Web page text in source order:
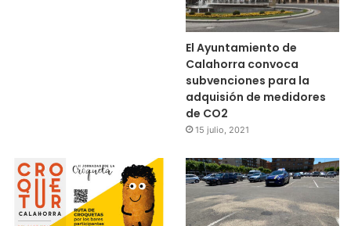
El Ayuntamiento de
Calahorra convoca
subvenciones para la
adquisión de medidores
de CO2
15 julio, 2021